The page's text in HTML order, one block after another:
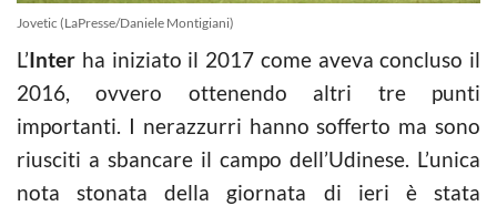
Jovetic (LaPresse/Daniele Montigiani)
L’Inter ha iniziato il 2017 come aveva concluso il
2016, ovvero ottenendo altri tre punti
importanti. I nerazzurri hanno sofferto ma sono
riusciti a sbancare il campo dell’Udinese. L’unica
nota stonata della giornata di ieri è stata